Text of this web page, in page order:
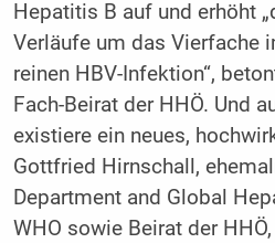
Hepatitis B auf und erhöht
Verläufe um das Vierfache
reinen HBV-Infektion“,
Fach-Beirat der HHÖ. Und
existiere ein neues,
Gottfried Hirnschall,
Department and Global
WHO sowie Beirat der